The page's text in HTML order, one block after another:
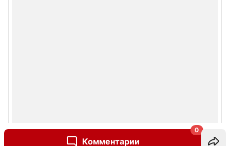
Комментарии
0